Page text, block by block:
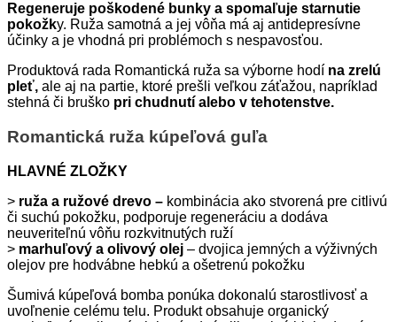
Regeneruje poškodené bunky a spomaľuje starnutie
pokožky. Ruža samotná a jej vôňa má aj antidepresívne
účinky a je vhodná pri problémoch s nespavosťou.
Produktová rada Romantická ruža sa výborne hodí na zrelú
pleť, ale aj na partie, ktoré prešli veľkou záťažou, napríklad
stehná či bruško pri chudnutí alebo v tehotenstve.
Romantická ruža kúpeľová guľa
HLAVNÉ ZLOŽKY
> ruža a ružové drevo – kombinácia ako stvorená pre citlivú
či suchú pokožku, podporuje regeneráciu a dodáva
neuveriteľnú vôňu rozkvitnutých ruží
> marhuľový a olivový olej – dvojica jemných a výživných
olejov pre hodvábne hebkú a ošetrenú pokožku
Šumivá kúpeľová bomba ponúka dokonalú starostlivosť a
uvoľnenie celému telu. Produkt obsahuje organický